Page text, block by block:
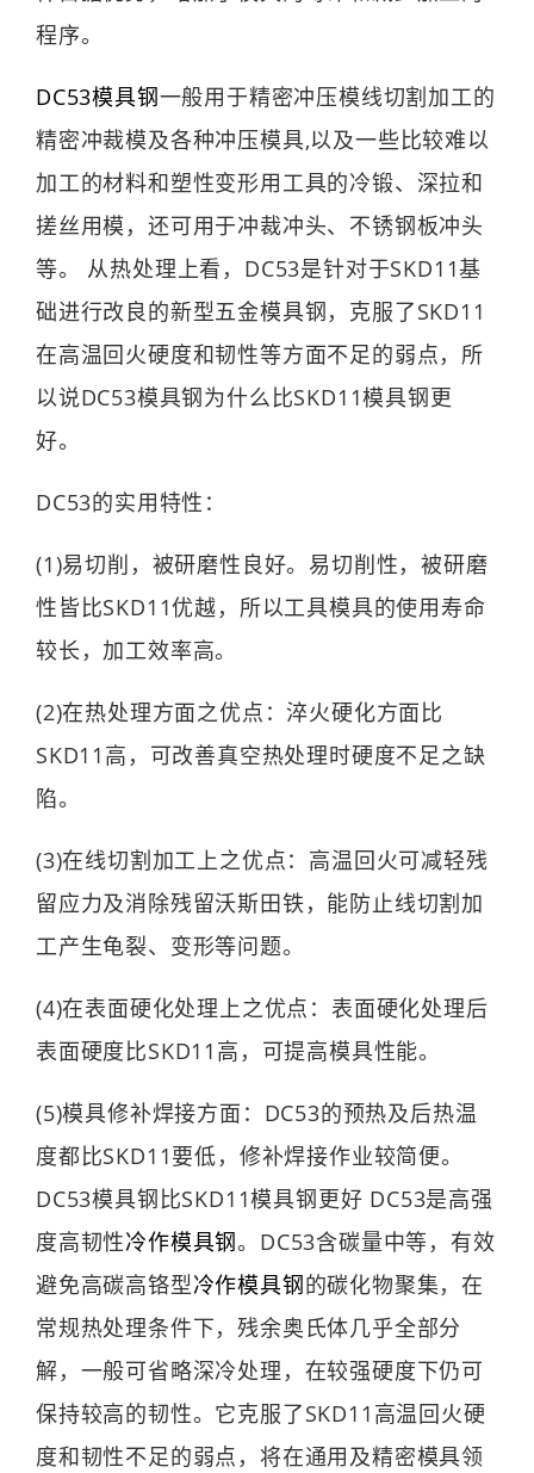
程序。
DC53模具钢一般用于精密冲压模线切割加工的
精密冲裁模及各种冲压模具,以及一些比较难以
加工的材料和塑性变形用工具的冷锻、深拉和
搓丝用模，还可用于冲裁冲头、不锈钢板冲头
等。 从热处理上看，DC53是针对于SKD11基
础进行改良的新型五金模具钢，克服了SKD11
在高温回火硬度和韧性等方面不足的弱点，所
以说DC53模具钢为什么比SKD11模具钢更
好。
DC53的实用特性：
(1)易切削，被研磨性良好。易切削性，被研磨
性皆比SKD11优越，所以工具模具的使用寿命
较长，加工效率高。
(2)在热处理方面之优点：淬火硬化方面比
SKD11高，可改善真空热处理时硬度不足之缺
陷。
(3)在线切割加工上之优点：高温回火可减轻残
留应力及消除残留沃斯田铁，能防止线切割加
工产生龟裂、变形等问题。
(4)在表面硬化处理上之优点：表面硬化处理后
表面硬度比SKD11高，可提高模具性能。
(5)模具修补焊接方面：DC53的预热及后热温
度都比SKD11要低，修补焊接作业较简便。
DC53模具钢比SKD11模具钢更好 DC53是高强
度高韧性冷作模具钢。DC53含碳量中等，有效
避免高碳高铬型冷作模具钢的碳化物聚集，在
常规热处理条件下，残余奥氏体几乎全部分
解，一般可省略深冷处理，在较强硬度下仍可
保持较高的韧性。它克服了SKD11高温回火硬
度和韧性不足的弱点，将在通用及精密模具领